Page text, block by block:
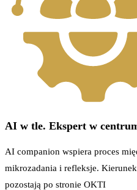
AI w tle. Ekspert w
AI companion wspiera proces
mikrozadania i refleksje.
pozostają po stronie OKTI